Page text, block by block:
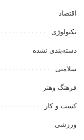
اقتصاد
تکنولوژی
دسته‌بندی نشده
سلامتی
فرهنگ وهنر
کسب و کار
ورزشی